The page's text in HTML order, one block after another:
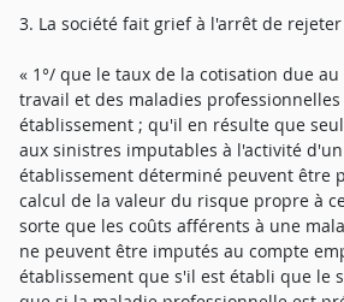
3. La société fait grief à l'arrêt de
« 1°/ que le taux de la cotisation due
travail et des maladies
établissement ; qu'il en résulte que
aux sinistres imputables à l'activité
établissement déterminé peuvent être
calcul de la valeur du risque propre à
sorte que les coûts afférents à une
ne peuvent être imputés au compte
établissement que s'il est établi que le